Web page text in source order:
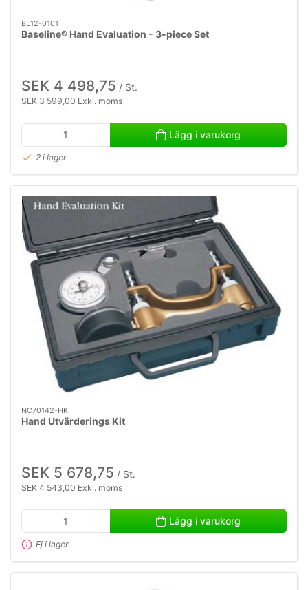
BL12-0101
Baseline® Hand Evaluation - 3-piece Set
SEK 4 498,75 / St.
SEK 3 599,00 Exkl. moms
Lägg i varukorg
2 i lager
NC70142-HK
Hand Utvärderings Kit
SEK 5 678,75 / St.
SEK 4 543,00 Exkl. moms
Lägg i varukorg
Ej i lager